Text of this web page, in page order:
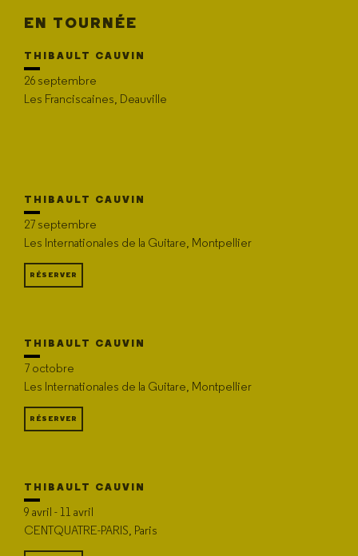
EN TOURNÉE
THIBAULT CAUVIN
26 septembre
Les Franciscaines, Deauville
THIBAULT CAUVIN
27 septembre
Les Internationales de la Guitare, Montpellier
RÉSERVER
THIBAULT CAUVIN
7 octobre
Les Internationales de la Guitare, Montpellier
RÉSERVER
THIBAULT CAUVIN
9 avril - 11 avril
CENTQUATRE-PARIS, Paris